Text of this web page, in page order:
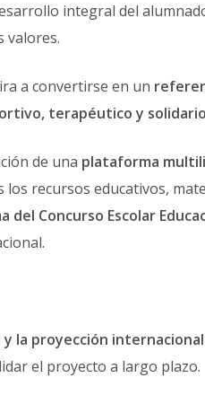
integral del
valores.
a convertirse en un
terapéutico y solidario
de una plataforma
los recursos educativos,
del Concurso Escolar
la proyección internacional
el proyecto a largo plazo.